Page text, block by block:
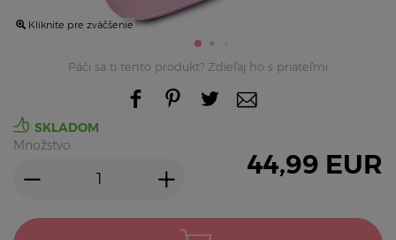
Kliknite pre zväčšenie
Páči sa ti tento produkt? Zdieľaj ho s priateľmi
SKLADOM
Množstvo:
44,99 EUR